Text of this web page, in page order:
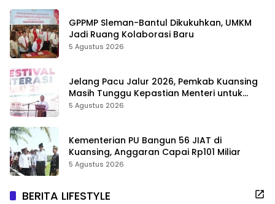
GPPMP Sleman-Bantul Dikukuhkan, UMKM
Jadi Ruang Kolaborasi Baru
5 Agustus 2026
Jelang Pacu Jalur 2026, Pemkab Kuansing
Masih Tunggu Kepastian Menteri untuk
Buka Festival
5 Agustus 2026
Kementerian PU Bangun 56 JIAT di
Kuansing, Anggaran Capai Rp101 Miliar
5 Agustus 2026
BERITA LIFESTYLE